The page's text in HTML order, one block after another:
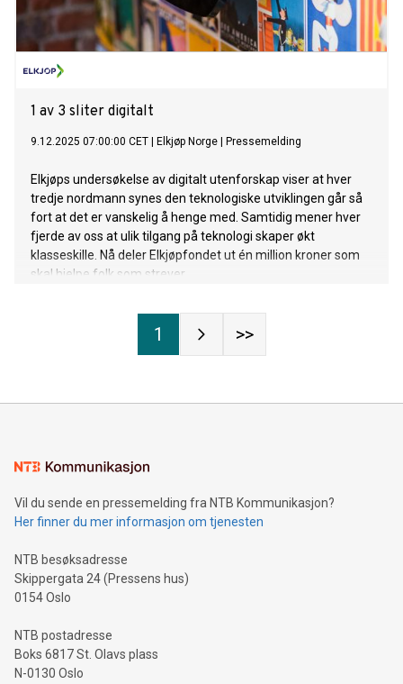
1 av 3 sliter digitalt
9.12.2025 07:00:00 CET Elkjøp Norge Pressemelding
Elkjøps undersøkelse av digitalt utenforskap viser at hver
tredje nordmann synes den teknologiske utviklingen går så
fort at det er vanskelig å henge med. Samtidig mener hver
fjerde av oss at ulik tilgang på teknologi skaper økt
klasseskille. Nå deler Elkjøpfondet ut én million kroner som
skal hjelpe folk som strever.
1 >>
Vil du sende en pressemelding fra NTB Kommunikasjon?
Her finner du mer informasjon om tjenesten
NTB besøksadresse
Skippergata 24 (Pressens hus)
0154 Oslo
NTB postadresse
Boks 6817 St. Olavs plass
N-0130 Oslo